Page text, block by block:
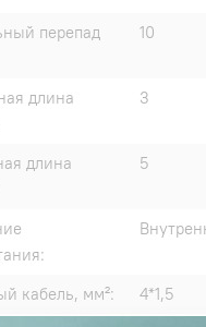
перепад
10
длина
3
длина
5
кабель, мм²:
4*1,5